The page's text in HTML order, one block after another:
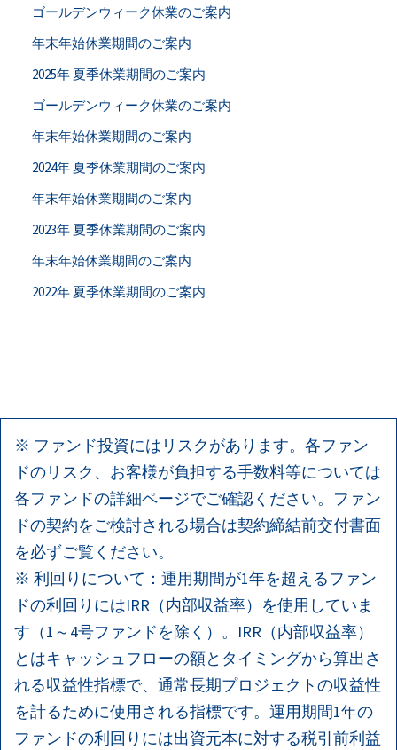
ョ
ン
ゴールデンウィーク休業のご案内
年末年始休業期間のご案内
2025年 夏季休業期間のご案内
ゴールデンウィーク休業のご案内
年末年始休業期間のご案内
2024年 夏季休業期間のご案内
年末年始休業期間のご案内
2023年 夏季休業期間のご案内
年末年始休業期間のご案内
2022年 夏季休業期間のご案内
※ ファンド投資にはリスクがあります。各ファン
ドのリスク、お客様が負担する手数料等については
各ファンドの詳細ページでご確認ください。ファン
ドの契約をご検討される場合は契約締結前交付書面
を必ずご覧ください。
※ 利回りについて：運用期間が1年を超えるファン
ドの利回りにはIRR（内部収益率）を使用していま
す（1～4号ファンドを除く）。IRR（内部収益率）
とはキャッシュフローの額とタイミングから算出さ
れる収益性指標で、通常長期プロジェクトの収益性
を計るために使用される指標です。運用期間1年の
ファンドの利回りには出資元本に対する税引前利益